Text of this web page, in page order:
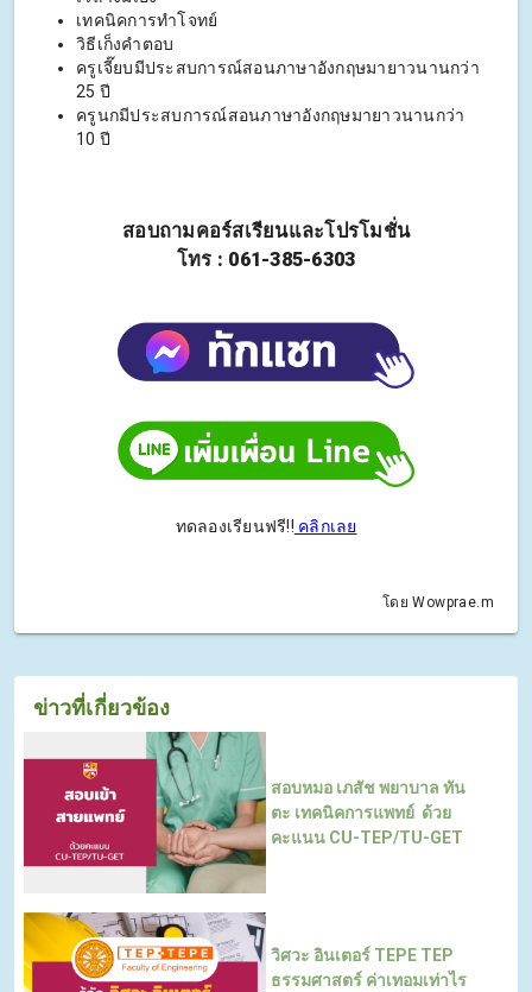
เทคนิคการทำโจทย์
วิธีเก็งคำตอบ
ครูเจี๊ยบมีประสบการณ์สอนภาษาอังกฤษมายาวนานกว่า
25 ปี
ครูนกมีประสบการณ์สอนภาษาอังกฤษมายาวนานกว่า
10 ปี
สอบถามคอร์สเรียนและโปรโมชั่น
โทร : 061-385-6303
ทดลองเรียนฟรี!! คลิกเลย
โดย Wowprae.m
ข่าวที่เกี่ยวข้อง
สอบหมอ เภสัช พยาบาล ทัน
ตะ เทคนิคการแพทย์ ​​​​​​​ด้วย
คะแนน CU-TEP/TU-GET
วิศวะ อินเตอร์ TEPE TEP
ธรรมศาสตร์ ค่าเทอมเท่าไร